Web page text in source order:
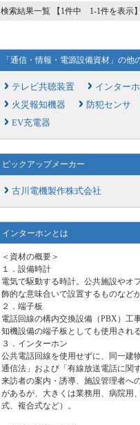
検索結果一覧 【1件中 1-1件を表示】
「通信・情報・電源設備資材」の他
テレビ共聴装置 インター
火災報知機器
防犯センサ
EV充電器
ピックアップメーカー
古川電機製作株式会社
インターホンとは
＜資材の概要＞
１．設備時計
電気で駆動する時計。公共施設やオ
飾的な意味合いで設置するものなどが
２．端子板
電話回線の構内交換設備（PBX）工
知機設備の端子板としても使用され
３．インターホン
公共電話回線を使用せずに、同一建
通信法」および「有線放送電話に関
来訪者の案内・誘導、施設管理者へ
があるが、大きくは業務用、病院用
式、複合式など）。